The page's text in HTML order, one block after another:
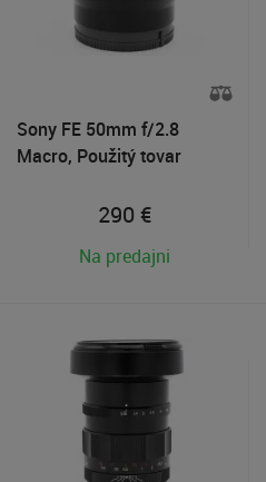
Sony FE 50mm f/2.8
Macro, Použitý tovar
290 €
Na predajni